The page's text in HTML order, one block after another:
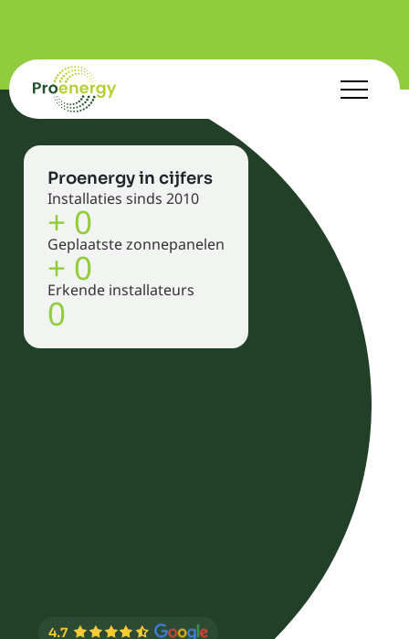
Proenergy in cijfers
Installaties sinds 2010
+ 0
Geplaatste zonnepanelen
+ 0
Erkende installateurs
0